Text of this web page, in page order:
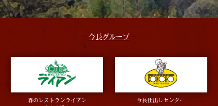
今長グループ
森のレストランライアン 今長仕出しセンター